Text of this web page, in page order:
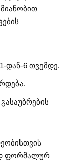
დან-6 თვემდე.
ფორმალურ